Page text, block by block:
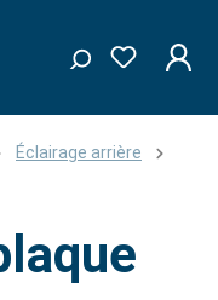
Éclairage arrière